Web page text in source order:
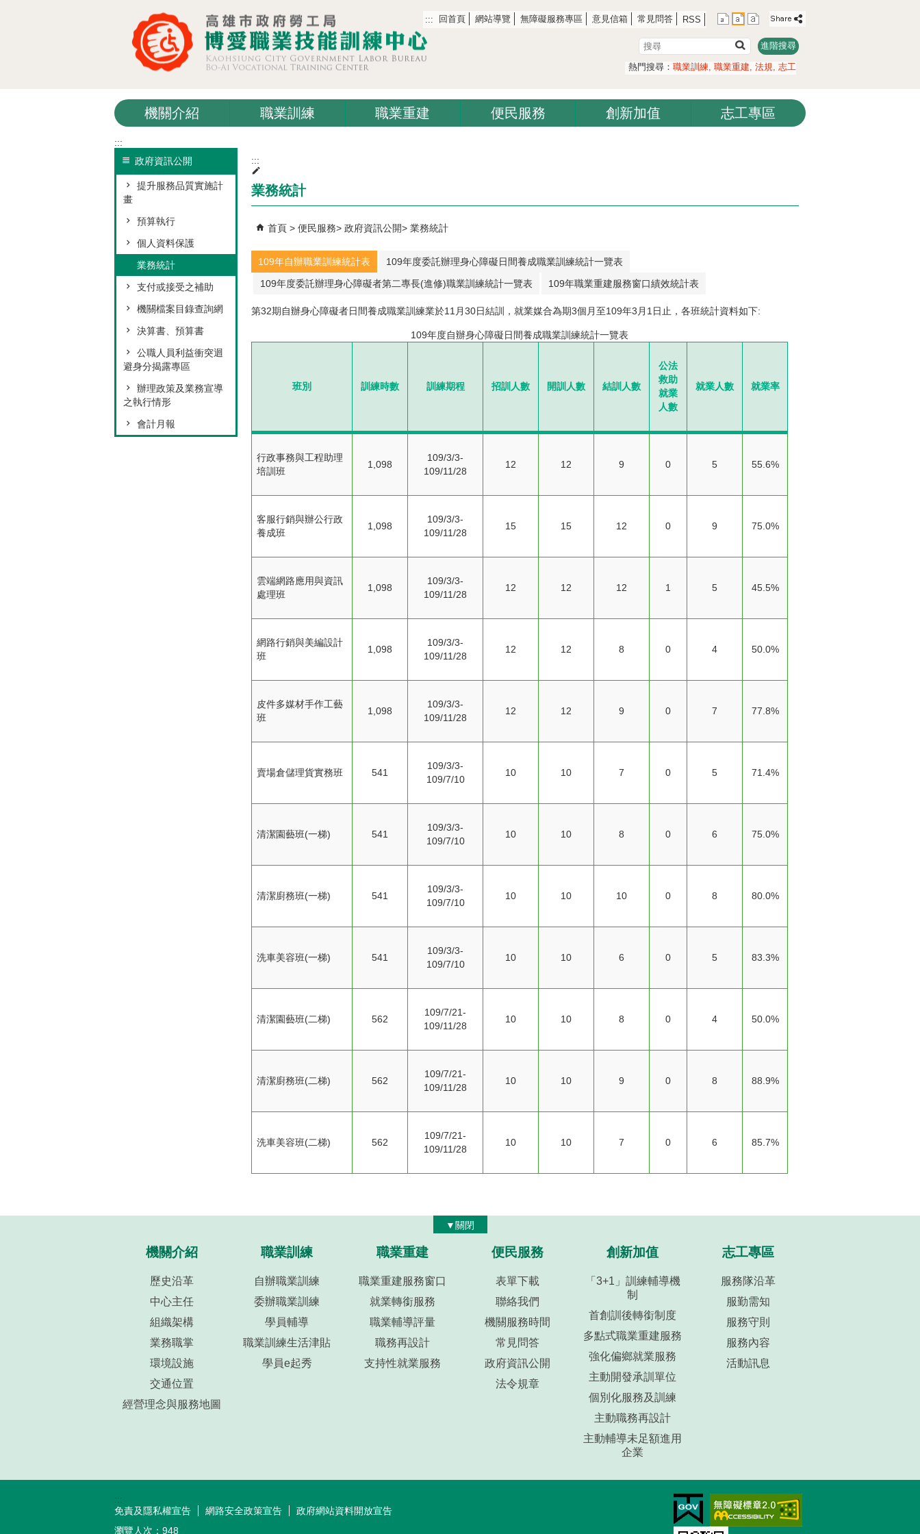
::: 回首頁 網站導覽 無障礙服務專區 意見信箱 常見問答 RSS
搜
尋
進階搜尋
熱門搜尋： 職業訓練 職業重建 法規 志工
機關介紹 職業訓練 職業重建 便民服務 創新加值 志工專區
:::
政府資訊公開
提升服務品質實施計
畫
預算執行
個人資料保護
業務統計
支付或接受之補助
機關檔案目錄查詢網
決算書、預算書
公職人員利益衝突迴
避身分揭露專區
辦理政策及業務宣導
之執行情形
會計月報
:::
業務統計
首頁 便民服務 政府資訊公開 業務統計
109年自辦職業訓練統計表
109年度委託辦理身心障礙日間養成職業訓練統計一覽表
109年度委託辦理身心障礙者第二專長(進修)職業訓練統計一覽表
109年職業重建服務窗口績效統計表
第32期自辦身心障礙者日間養成職業訓練業於11月30日結訓，就業媒合為期3個月至109年3月1日止，各班統計資料如下:
109年度自辦身心障礙日間養成職業訓練統計一覽表
班別 訓練時數 訓練期程 招訓人數 開訓人數 結訓人數
公法
救助
就業
人數
就業人數 就業率
行政事務與工程助理
培訓班
1,098
109/3/3-
109/11/28
12 12 9 0 5 55.6%
客服行銷與辦公行政
養成班
1,098
109/3/3-
109/11/28
15 15 12 0 9 75.0%
雲端網路應用與資訊
處理班
1,098
109/3/3-
109/11/28
12 12 12 1 5 45.5%
網路行銷與美編設計
班
1,098
109/3/3-
109/11/28
12 12 8 0 4 50.0%
皮件多媒材手作工藝
班
1,098
109/3/3-
109/11/28
12 12 9 0 7 77.8%
賣場倉儲理貨實務班 541
109/3/3-
109/7/10
10 10 7 0 5 71.4%
清潔園藝班(一梯) 541
109/3/3-
109/7/10
10 10 8 0 6 75.0%
清潔廚務班(一梯) 541
109/3/3-
109/7/10
10 10 10 0 8 80.0%
洗車美容班(一梯) 541
109/3/3-
109/7/10
10 10 6 0 5 83.3%
清潔園藝班(二梯) 562
109/7/21-
109/11/28
10 10 8 0 4 50.0%
清潔廚務班(二梯) 562
109/7/21-
109/11/28
10 10 9 0 8 88.9%
洗車美容班(二梯) 562
109/7/21-
109/11/28
10 10 7 0 6 85.7%
▼關閉
機關介紹
歷史沿革
中心主任
組織架構
業務職掌
環境設施
交通位置
經營理念與服務地圖
職業訓練
自辦職業訓練
委辦職業訓練
學員輔導
職業訓練生活津貼
學員e起秀
職業重建
職業重建服務窗口
就業轉銜服務
職業輔導評量
職務再設計
支持性就業服務
便民服務
表單下載
聯絡我們
機關服務時間
常見問答
政府資訊公開
法令規章
創新加值
「3+1」訓練輔導機
制
首創訓後轉銜制度
多點式職業重建服務
強化偏鄉就業服務
主動開發承訓單位
個別化服務及訓練
主動職務再設計
主動輔導未足額進用
企業
志工專區
服務隊沿革
服勤需知
服務守則
服務內容
活動訊息
:::
免責及隱私權宣告
網路安全政策宣告
政府網站資料開放宣告
瀏覽人次： 948